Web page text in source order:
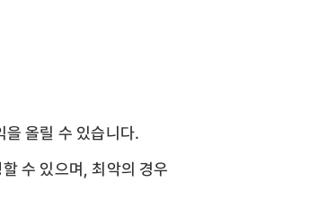
을 올릴 수 있습니다.
수 있으며, 최악의 경우